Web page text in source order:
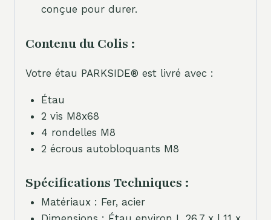
conçue pour durer.
Contenu du Colis :
Votre étau PARKSIDE® est livré avec :
Étau
2 vis M8x68
4 rondelles M8
2 écrous autobloquants M8
Spécifications Techniques :
Matériaux : Fer, acier